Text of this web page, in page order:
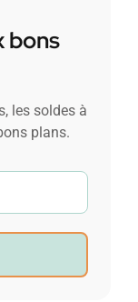
bons
les soldes à
plans.